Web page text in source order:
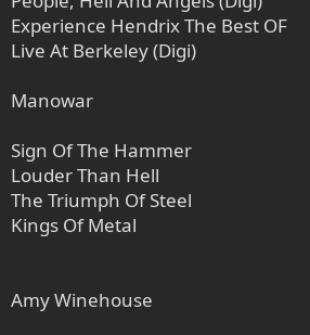
Experience Hendrix The Best OF
Live At Berkeley (Digi)
Manowar
Sign Of The Hammer
Louder Than Hell
The Triumph Of Steel
Kings Of Metal
Amy Winehouse